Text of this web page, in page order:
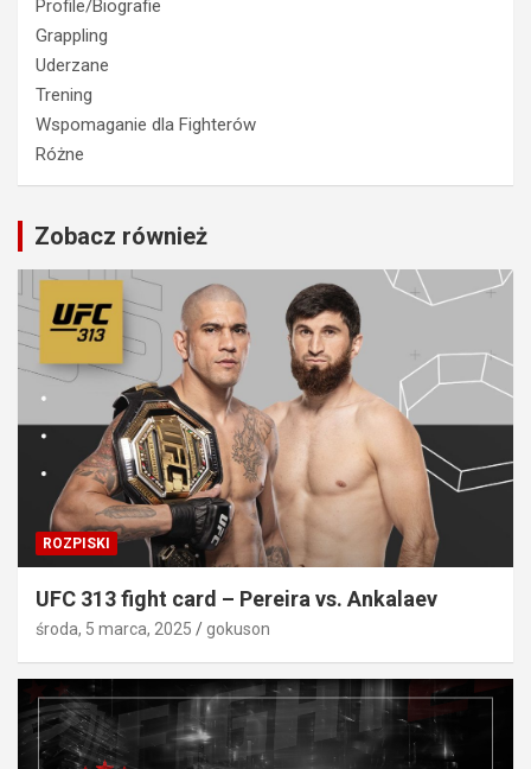
Profile/Biografie
Grappling
Uderzane
Trening
Wspomaganie dla Fighterów
Różne
Zobacz również
ROZPISKI
UFC 313 fight card – Pereira vs. Ankalaev
środa, 5 marca, 2025 gokuson